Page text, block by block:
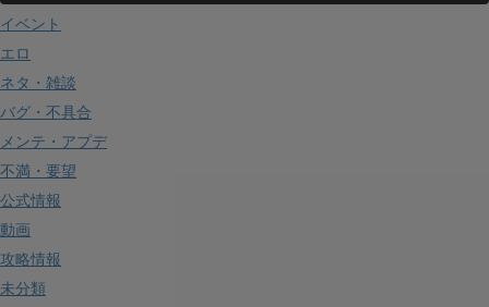
イベント
エロ
ネタ・雑談
バグ・不具合
メンテ・アプデ
不満・要望
公式情報
動画
攻略情報
未分類